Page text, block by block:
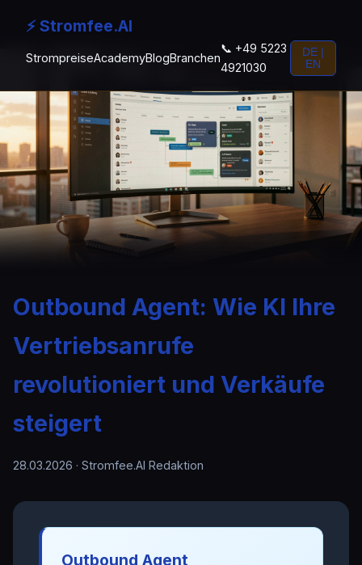
⚡ Stromfee.AI
StrompreiseAcademyBlogBranchen
📞 +49 5223
4921030
DE |
EN
Outbound Agent: Wie KI Ihre
Vertriebsanrufe
revolutioniert und Verkäufe
steigert
28.03.2026 · Stromfee.AI Redaktion
Outbound Agent